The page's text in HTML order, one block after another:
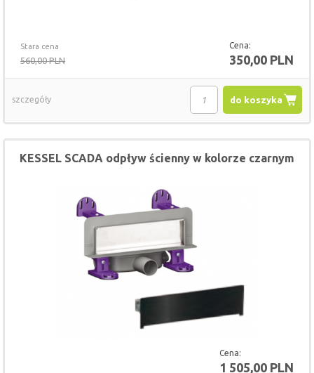
Stara cena
560,00 PLN
Cena:
350,00 PLN
do koszyka
szczegóły
Cena:
1 505,00 PLN
KESSEL SCADA odpływ ścienny w kolorze czarnym